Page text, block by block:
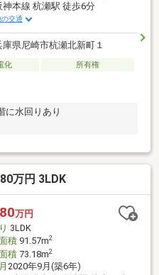
神本線 杭瀬駅 徒歩6分
の交通
庫県尼崎市杭瀬北新町１
化
所有権
に水回りあり
万円 3LDK
万円
3LDK
積91.57m2
積73.18m2
2020年9月(築6年)